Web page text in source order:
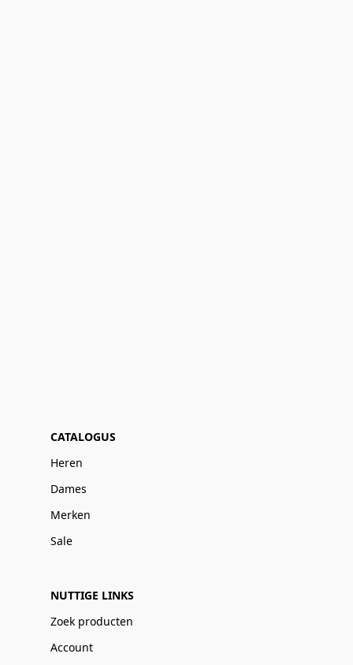
CATALOGUS
Heren
Dames
Merken
Sale
NUTTIGE LINKS
Zoek producten
Account